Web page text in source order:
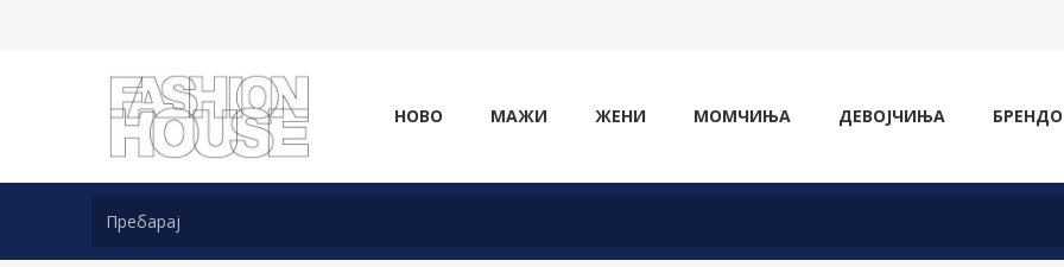
НОВО МАЖИ ЖЕНИ МОМЧИЊА ДЕВОЈЧИЊА